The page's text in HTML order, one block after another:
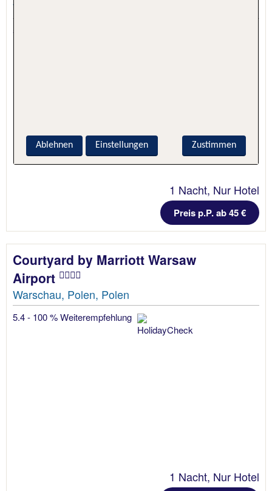
Warschau, Polen, Polen
5.1 - 100 % Weiterempfehlung
1 Nacht, Nur Hotel
Preis p.P. ab 45 €
Courtyard by Marriott Warsaw
Airport
Warschau, Polen, Polen
5.4 - 100 % Weiterempfehlung
1 Nacht, Nur Hotel
Zustimmen
Ablehnen Einstellungen